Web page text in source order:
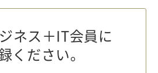
ネス＋IT会員に
ください。